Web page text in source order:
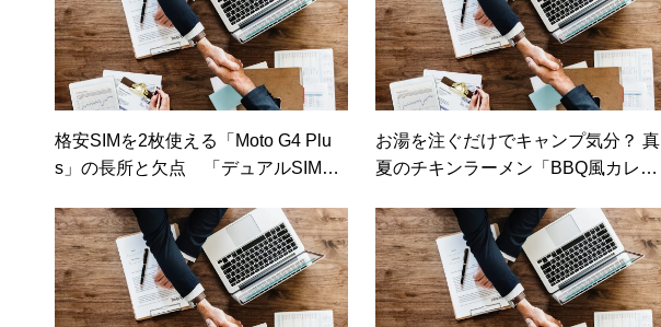
格安SIMを2枚使える「Moto G4 Plu
s」の長所と欠点 「デュアルSIM」
ネット）
お湯を注ぐだけでキャンプ気分？ 真
夏のチキンラーメン「BBQ風カレ
クコムマガジン）